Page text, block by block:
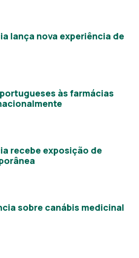
lança nova experiência de
às farmácias
recebe exposição de
sobre canábis medicinal